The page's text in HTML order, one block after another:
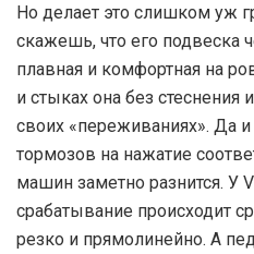
Но делает это слишком уж
скажешь, что его подвеска
плавная и комфортная на
и стыках она без
своих «переживаниях». Да и
тормозов на нажатие
машин заметно разнится. У
срабатывание происходит
резко и прямолинейно. А